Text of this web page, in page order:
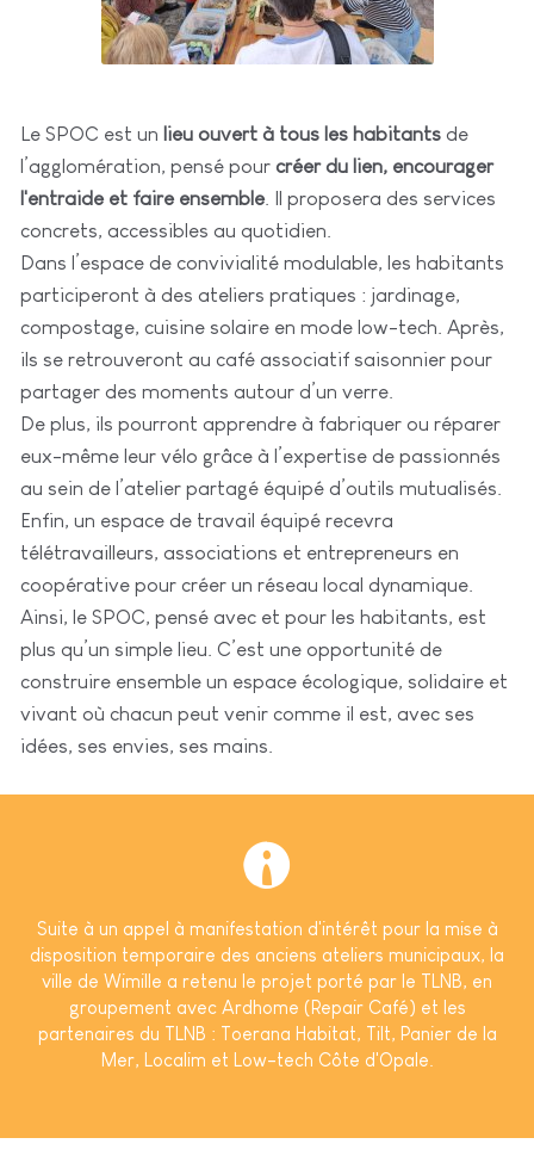
Le SPOC est un lieu ouvert à tous les habitants de
l’agglomération, pensé pour créer du lien, encourager
l'entraide et faire ensemble. Il proposera des services
concrets, accessibles au quotidien.
Dans l’espace de convivialité modulable, les habitants
participeront à des ateliers pratiques : jardinage,
compostage, cuisine solaire en mode low-tech. Après,
ils se retrouveront au café associatif saisonnier pour
partager des moments autour d’un verre.
De plus, ils pourront apprendre à fabriquer ou réparer
eux-même leur vélo grâce à l’expertise de passionnés
au sein de l’atelier partagé équipé d’outils mutualisés.
Enfin, un espace de travail équipé recevra
télétravailleurs, associations et entrepreneurs en
coopérative pour créer un réseau local dynamique.
Ainsi, le SPOC, pensé avec et pour les habitants, est
plus qu’un simple lieu. C’est une opportunité de
construire ensemble un espace écologique, solidaire et
vivant où chacun peut venir comme il est, avec ses
idées, ses envies, ses mains.
Suite à un appel à manifestation d'intérêt pour la mise à
disposition temporaire des anciens ateliers municipaux, la
ville de Wimille a retenu le projet porté par le TLNB, en
groupement avec Ardhome (Repair Café) et les
partenaires du TLNB : Toerana Habitat, Tilt, Panier de la
Mer, Localim et Low-tech Côte d'Opale.